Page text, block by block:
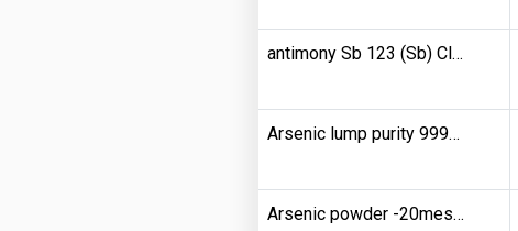
antimony Sb 123 (Sb) Clarity 993300
Arsenic lump purity 9999900
Arsenic powder -20mesh purity 9900000